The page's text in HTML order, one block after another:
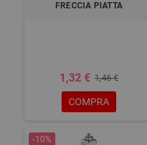
FRECCIA PIATTA
1,32 € 1,46 €
COMPRA
-10%